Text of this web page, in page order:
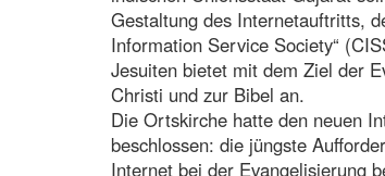
Gestaltung des Internetauftritts,
Information Service Society“
Jesuiten bietet mit dem Ziel der
Christi und zur Bibel an.
Die Ortskirche hatte den neuen
beschlossen: die jüngste
Internet bei der Evangelisierung